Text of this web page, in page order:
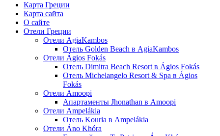
Карта Греции
Карта сайта
О сайте
Отели Греции
Отели AgiaKambos
Отель Golden Beach в AgiaKambos
Отели Ágios Fokás
Отель Dimitra Beach Resort в Ágios Fokás
Отель Michelangelo Resort & Spa в Ágios
Fokás
Отели Amoopi
Апартаменты Jhonathan в Amoopi
Отели Ampelákia
Отель Kouria в Ampelákia
Отели Áno Khóra